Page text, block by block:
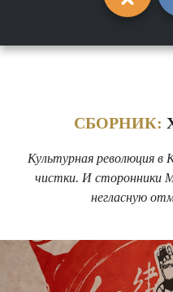
СБОРНИК:
Культурная революция в
чистки. И сторонники
негласную